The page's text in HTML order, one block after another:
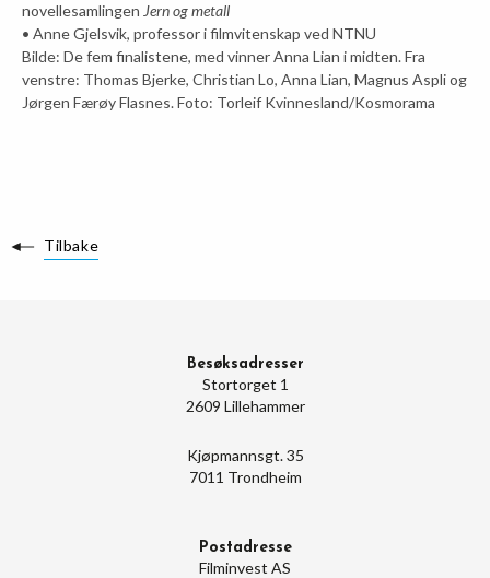
novellesamlingen Jern og metall
• Anne Gjelsvik, professor i filmvitenskap ved NTNU
Bilde: De fem finalistene, med vinner Anna Lian i midten. Fra
venstre: Thomas Bjerke, Christian Lo, Anna Lian, Magnus Aspli og
Jørgen Færøy Flasnes. Foto: Torleif Kvinnesland/Kosmorama
Tilbake
Besøksadresser
Stortorget 1
2609 Lillehammer
Kjøpmannsgt. 35
7011 Trondheim
Postadresse
Filminvest AS